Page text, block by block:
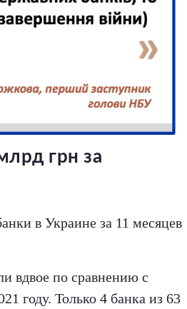
грн за
в Украине за 11 месяцев
вдвое по сравнению с
году. Только 4 банка из 63